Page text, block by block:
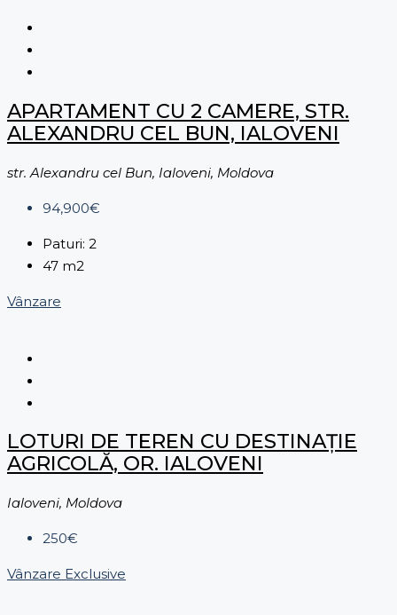
APARTAMENT CU 2 CAMERE, STR.
ALEXANDRU CEL BUN, IALOVENI
str. Alexandru cel Bun, Ialoveni, Moldova
94,900€
Paturi: 2
47 m2
Vânzare
LOTURI DE TEREN CU DESTINAȚIE
AGRICOLĂ, OR. IALOVENI
Ialoveni, Moldova
250€
Vânzare Exclusive